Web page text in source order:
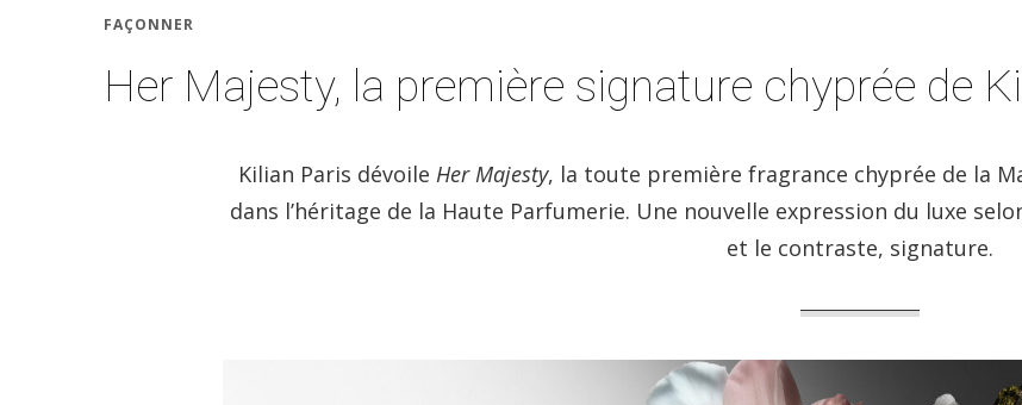
FAÇONNER
Her Majesty, la première signature chyprée de
Kilian Paris dévoile Her Majesty, la toute première fragrance chyprée de la
dans l’héritage de la Haute Parfumerie. Une nouvelle expression du luxe
et le contraste, signature.